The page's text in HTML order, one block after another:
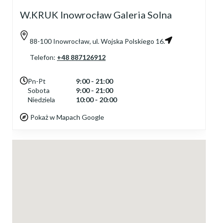
W.KRUK Inowrocław Galeria Solna
88-100 Inowrocław, ul. Wojska Polskiego 16.
Telefon: +48 887126912
Pn-Pt
9:00 - 21:00
Sobota
9:00 - 21:00
Niedziela
10:00 - 20:00
Pokaż w Mapach Google